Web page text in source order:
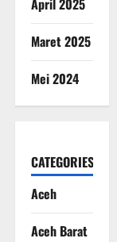
April 2025
Maret 2025
Mei 2024
CATEGORIES
Aceh
Aceh Barat